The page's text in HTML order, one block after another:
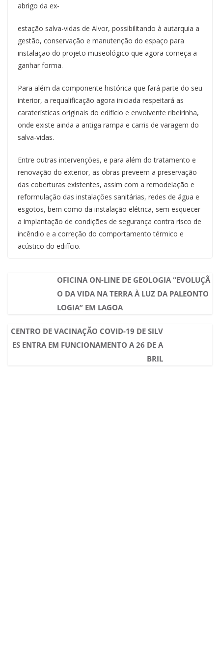
abrigo da ex-
estação salva-vidas de Alvor, possibilitando à autarquia a
gestão, conservação e manutenção do espaço para
instalação do projeto museológico que agora começa a
ganhar forma.
Para além da componente histórica que fará parte do seu
interior, a requalificação agora iniciada respeitará as
caraterísticas originais do edifício e envolvente ribeirinha,
onde existe ainda a antiga rampa e carris de varagem do
salva-vidas.
Entre outras intervenções, e para além do tratamento e
renovação do exterior, as obras preveem a preservação
das coberturas existentes, assim com a remodelação e
reformulação das instalações sanitárias, redes de água e
esgotos, bem como da instalação elétrica, sem esquecer
a implantação de condições de segurança contra risco de
incêndio e a correção do comportamento térmico e
acústico do edifício.
OFICINA ON-LINE DE GEOLOGIA “EVOLUÇÃ
O DA VIDA NA TERRA À LUZ DA PALEONTO
LOGIA” EM LAGOA
CENTRO DE VACINAÇÃO COVID-19 DE SILV
ES ENTRA EM FUNCIONAMENTO A 26 DE A
BRIL